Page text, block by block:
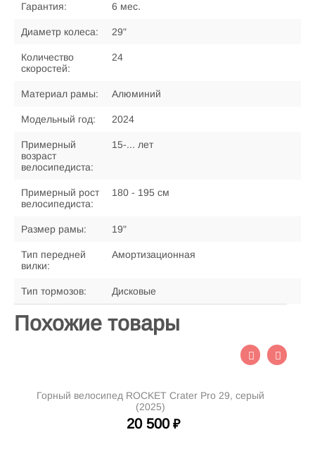
Гарантия: 6 мес.
Диаметр колеса: 29"
Количество
скоростей:
24
Материал рамы: Алюминий
Модельный год: 2024
Примерный
возраст
велосипедиста:
15-... лет
Примерный рост
велосипедиста:
180 - 195 см
Размер рамы: 19"
Тип передней
вилки:
Амортизационная
Тип тормозов: Дисковые
Похожие товары
Горный велосипед ROCKET Crater Pro 29, серый
(2025)
20 500 ₽